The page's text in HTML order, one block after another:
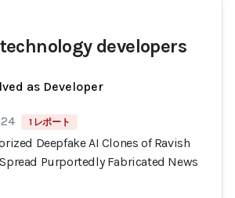
developers
as Developer
1 レポート
Deepfake AI Clones of Ravish
Purportedly Fabricated News